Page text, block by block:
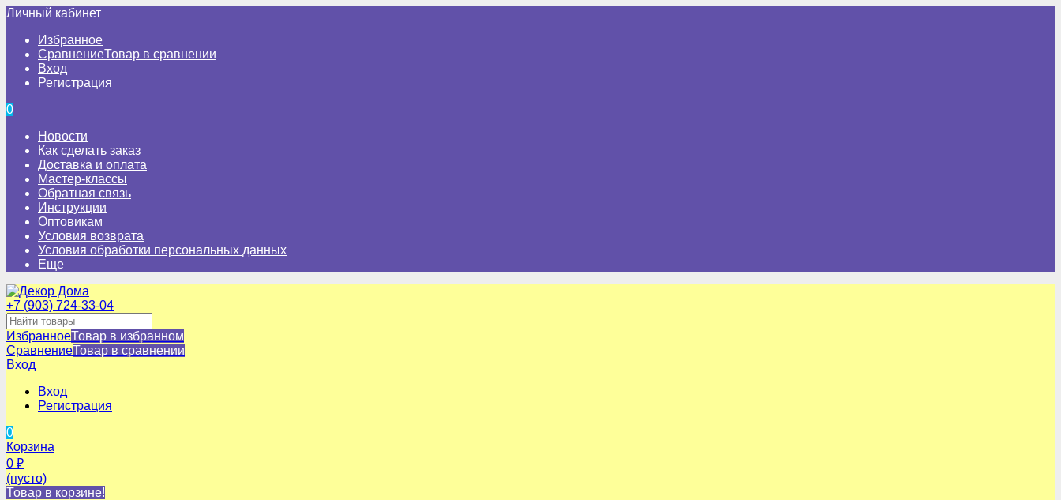
Личный кабинет
Избранное
СравнениеТовар в сравнении
Вход
Регистрация
0
Новости
Как сделать заказ
Доставка и оплата
Мастер-классы
Обратная связь
Инструкции
Оптовикам
Условия возврата
Условия обработки персональных данных
Еще
+7 (903) 724-33-04
ИзбранноеТовар в избранном
СравнениеТовар в сравнении
Вход
Вход
Регистрация
0
Корзина
0 ₽
(пусто)
Товар в корзине!